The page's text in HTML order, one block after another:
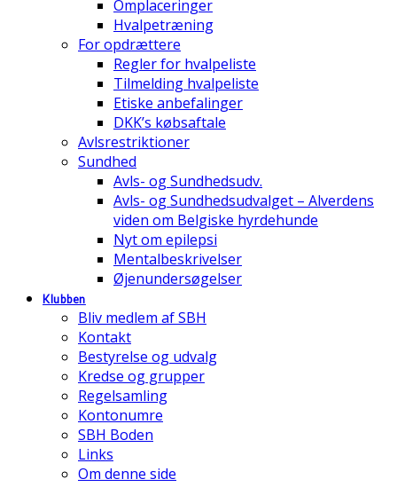
Omplaceringer
Hvalpetræning
For opdrættere
Regler for hvalpeliste
Tilmelding hvalpeliste
Etiske anbefalinger
DKK’s købsaftale
Avlsrestriktioner
Sundhed
Avls- og Sundhedsudv.
Avls- og Sundhedsudvalget – Alverdens
viden om Belgiske hyrdehunde
Nyt om epilepsi
Mentalbeskrivelser
Øjenundersøgelser
Klubben
Bliv medlem af SBH
Kontakt
Bestyrelse og udvalg
Kredse og grupper
Regelsamling
Kontonumre
SBH Boden
Links
Om denne side